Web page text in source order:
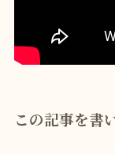
この記事を書